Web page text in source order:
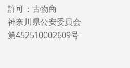
許可：古物商
神奈川県公安委員会
第452510002609号